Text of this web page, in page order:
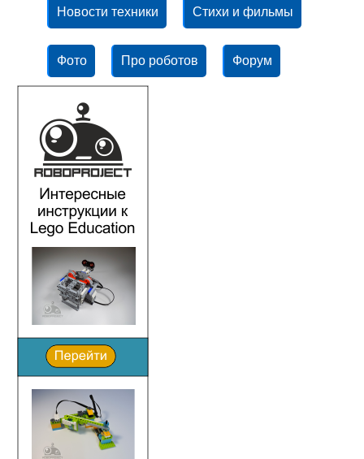
Новости техники Стихи и фильмы
Фото Про роботов Форум